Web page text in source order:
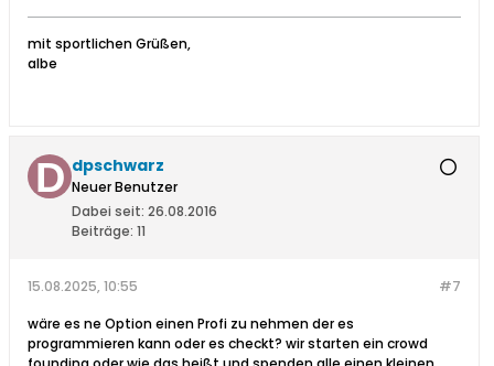
mit sportlichen Grüßen,
albe
dpschwarz
Neuer Benutzer
Dabei seit: 26.08.2016
Beiträge: 11
#7
15.08.2025, 10:55
wäre es ne Option einen Profi zu nehmen der es
programmieren kann oder es checkt? wir starten ein crowd